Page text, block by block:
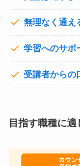
無理なく通え
学習へのサポ
受講者からの
目指す職種に